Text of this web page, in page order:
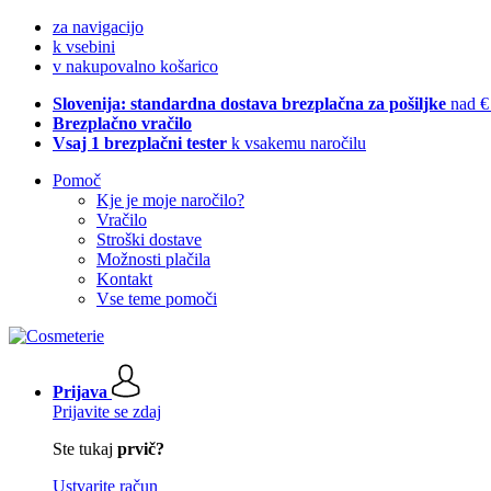
za navigacijo
k vsebini
v nakupovalno košarico
Slovenija: standardna dostava brezplačna za pošiljke nad
Brezplačno vračilo
Vsaj 1 brezplačni tester k vsakemu naročilu
Pomoč
Kje je moje naročilo?
Vračilo
Stroški dostave
Možnosti plačila
Kontakt
Vse teme pomoči
Prijava
Prijavite se zdaj
Ste tukaj prvič?
Ustvarite račun